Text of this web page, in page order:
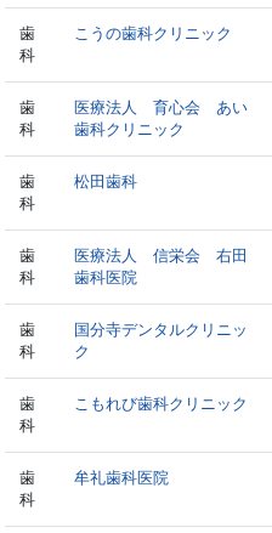
歯
科
こうの歯科クリニック
歯
科
医療法人 育心会 あい
歯科クリニック
歯
科
松田歯科
歯
科
医療法人 信栄会 右田
歯科医院
歯
科
国分寺デンタルクリニッ
ク
歯
科
こもれび歯科クリニック
歯
科
牟礼歯科医院